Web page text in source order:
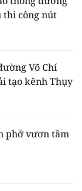
thi công nút
Võ Chí
tạo kênh Thụy
phở vươn tầm